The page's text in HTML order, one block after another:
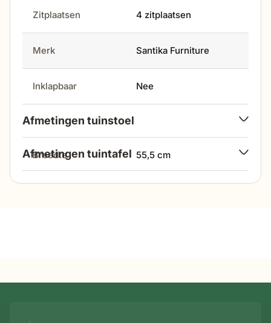
Zitplaatsen 4 zitplaatsen
Merk Santika Furniture
Inklapbaar Nee
Afmetingen tuinstoel
breedte 55,5 cm
Afmetingen tuintafel